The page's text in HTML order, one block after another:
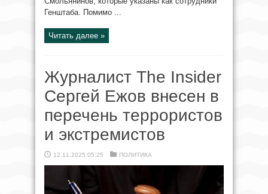
Генштаба. Помимо ...
Читать далее »
Журналист The Insider
Сергей Ежов внесен в
перечень террористов
и экстремистов
12.11.2025 05:25 ПОЛИТИКА